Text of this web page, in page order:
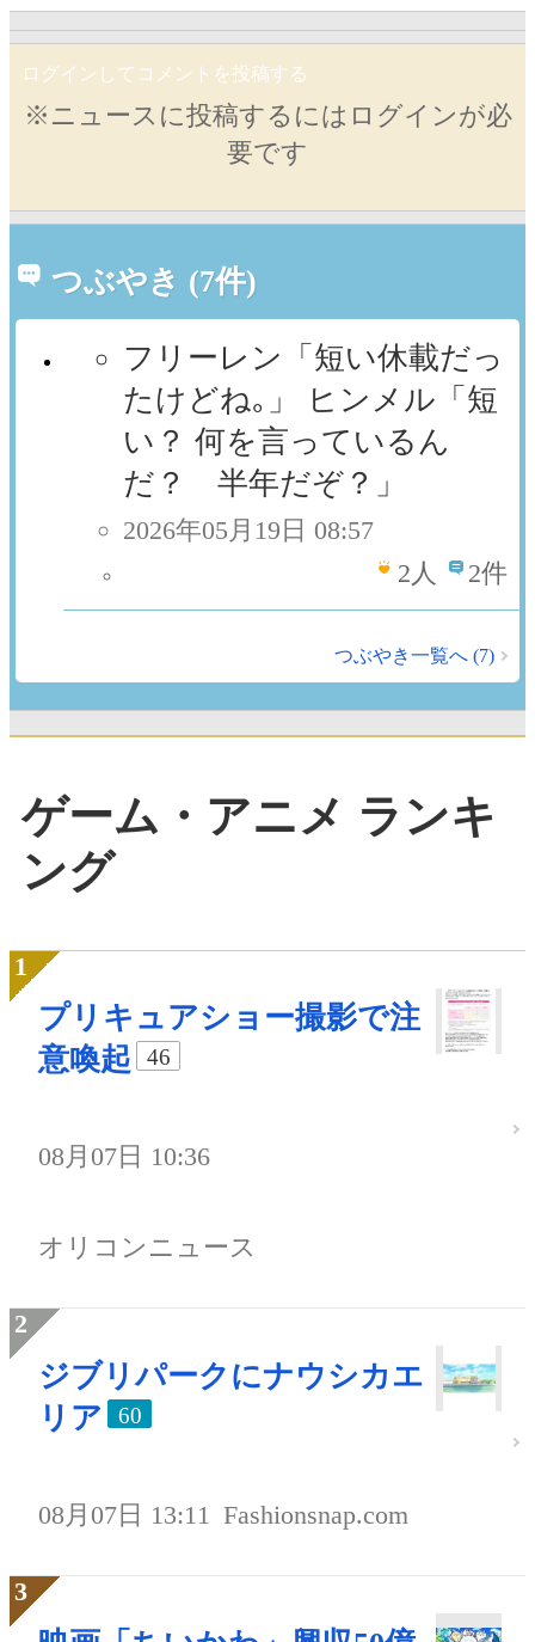
ログインしてコメントを投稿する
※ニュースに投稿するにはログインが必
要です
つぶやき (7件)
フリーレン「短い休載だっ
たけどね｡」 ヒンメル「短
い？ 何を言っているん
だ？ 半年だぞ？」
2026年05月19日 08:57
2 人 2件
つぶやき一覧へ (7)
ゲーム・アニメ ランキ
ング
プリキュアショー撮影で注
意喚起
46
08月07日 10:36
オリコンニュース
ジブリパークにナウシカエ
リア
60
08月07日 13:11 Fashionsnap.com